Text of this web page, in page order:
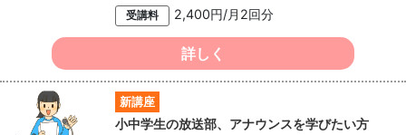
受講料 2,400円/月2回分
詳しく
新講座
小中学生の放送部、アナウンスを学びたい方